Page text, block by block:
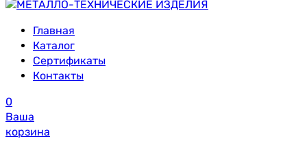
Главная
Каталог
Сертификаты
Контакты
0
Ваша
корзина